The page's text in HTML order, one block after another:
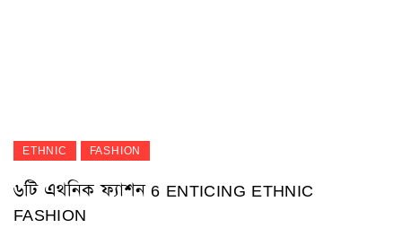
ETHNIC FASHION
৬টি এথনিক ফ্যাশন 6 ENTICING ETHNIC
FASHION